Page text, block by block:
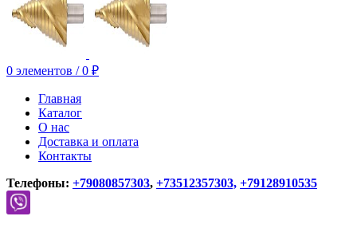
0 элементов / 0 ₽
Главная
Каталог
О нас
Доставка и оплата
Контакты
Телефоны: +79080857303, +73512357303, +79128910535